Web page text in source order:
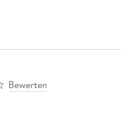
Bewerten